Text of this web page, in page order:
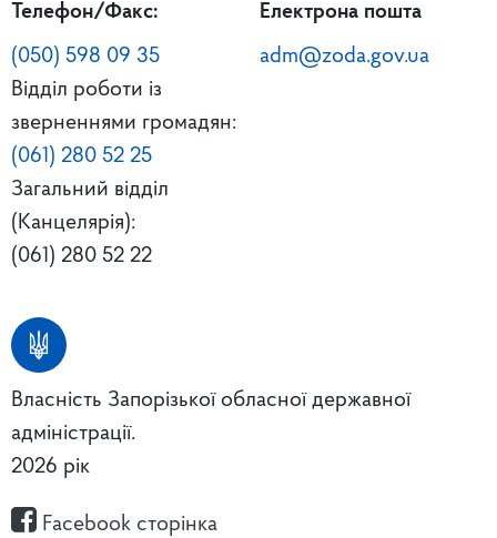
Телефон/Факс:
(050) 598 09 35
Відділ роботи із
зверненнями громадян:
(061) 280 52 25
Загальний відділ
(Канцелярія):
(061) 280 52 22
Електрона пошта
adm@zoda.gov.ua
Власність Запорізької обласної державної
адміністрації.
2026 рік
Facebook сторінка